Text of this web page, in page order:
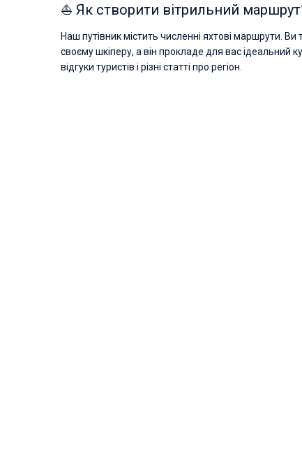
⛵ Як створити вітрильний
Наш путівник містить численні яхтові маршрути. Ви
своєму шкіперу, а він прокладе для вас ідеальний
відгуки туристів і різні статті про регіон.